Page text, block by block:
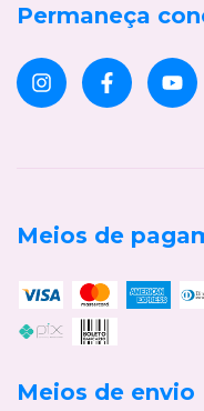
Permaneça
Meios de
Meios de envio